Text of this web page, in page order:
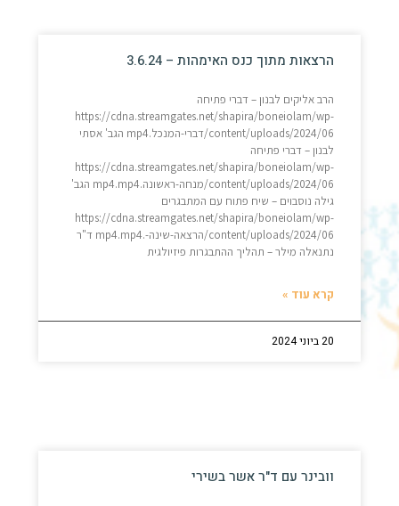
הרצאות מתוך כנס האימהות – 3.6.24
הרב אליקים לבנון – דברי פתיחה
https://cdna.streamgates.net/shapira/boneiolam/wp-
content/uploads/2024/06/דברי-המנכל.mp4 הגב' אסתי
לבנון – דברי פתיחה
https://cdna.streamgates.net/shapira/boneiolam/wp-
content/uploads/2024/06/מנחה-ראשונה.mp4.mp4 הגב'
גילה נוסבוים – שיח פתוח עם המתבגרים
https://cdna.streamgates.net/shapira/boneiolam/wp-
content/uploads/2024/06/הרצאה-שינה-.mp4.mp4 ד"ר
נתנאלה מילר – תהליך ההתבגרות פיזיולגית
קרא עוד »
20 ביוני 2024
וובינר עם ד"ר אשר בשירי